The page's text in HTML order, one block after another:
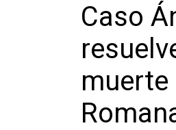
Caso
muerte